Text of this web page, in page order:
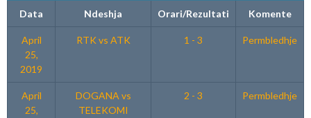
Data Ndeshja Orari/Rezultati Komente
April
25,
2019
RTK vs ATK 1 - 3 Permbledhje
April
25,
DOGANA vs
TELEKOMI
2 - 3 Permbledhje